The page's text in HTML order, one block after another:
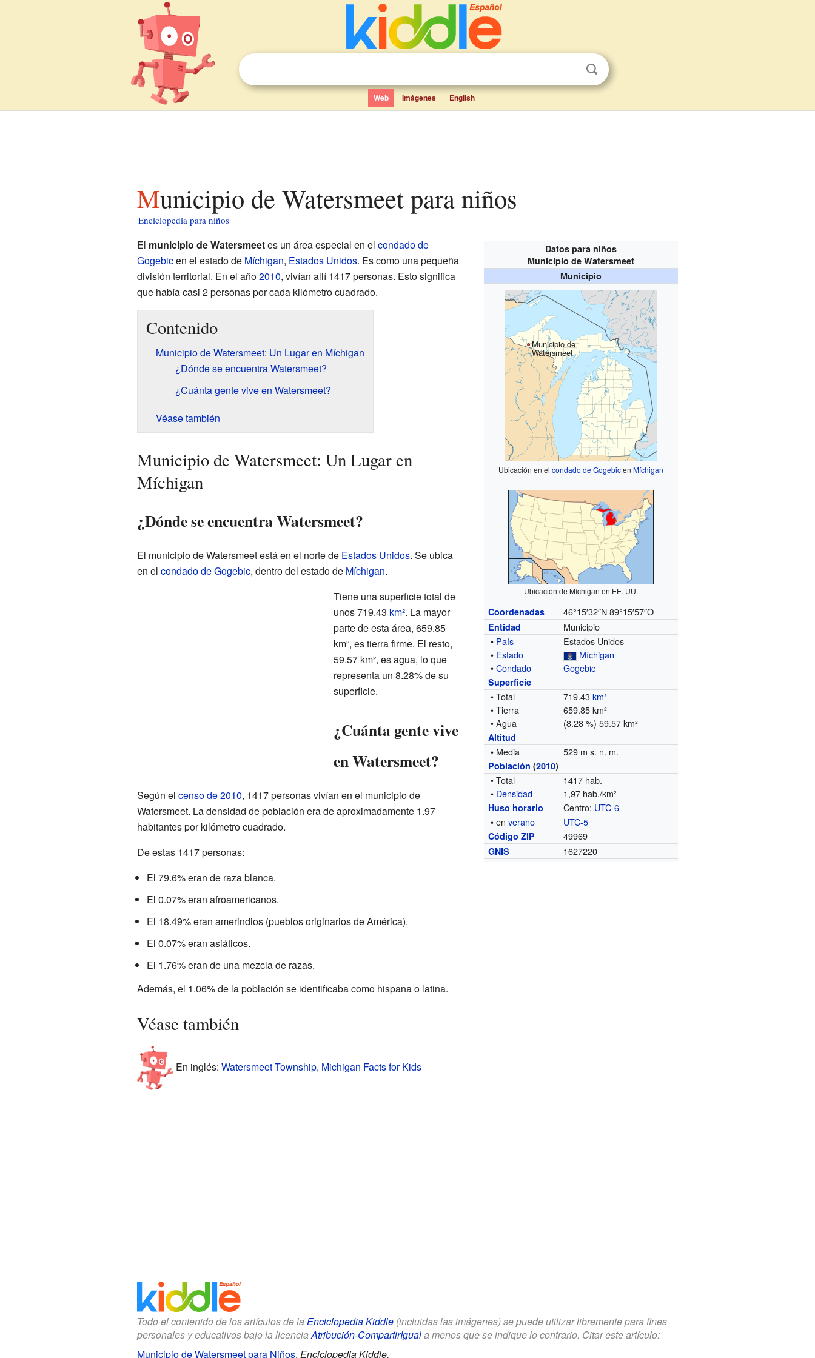
Web Imágenes English
Municipio de Watersmeet para niños
Enciclopedia para niños
Datos para niños
Municipio de Watersmeet
Municipio
Municipio de
Watersmeet
Ubicación en elcondado de GogebicenMíchigan
Ubicación de Míchigan en EE. UU.
Coordenadas 46°15′32″N 89°15′57″O
Entidad
Municipio
• País
Estados Unidos
• Estado
Míchigan
•Condado Gogebic
Superficie
• Total 719.43km²
• Tierra
659.85 km²
• Agua
(8.28 %) 59.57 km²
Altitud
• Media 529 m s. n. m.
Población (2010)
• Total
1417 hab.
• Densidad 1,97 hab./km²
Huso horario Centro: UTC-6
• enverano UTC-5
Código ZIP 49969
GNIS 1627220
El municipio de Watersmeetes un área especial en el condado de
Gogebicen el estado de Míchigan, Estados Unidos. Es como una pequeña
división territorial. En el año2010, vivían allí 1417 personas. Esto significa
que había casi 2 personas por cada kilómetro cuadrado.
Contenido
Municipio de Watersmeet: Un Lugar en Míchigan
¿Dónde se encuentra Watersmeet?
¿Cuánta gente vive en Watersmeet?
Véase también
Municipio de Watersmeet: Un Lugar en
Míchigan
¿Dónde se encuentra Watersmeet?
El municipio de Watersmeet está en el norte de Estados Unidos. Se ubica
en el condado de Gogebic, dentro del estado de Míchigan.
Tiene una superficie total de
unos 719.43 km². La mayor
parte de esta área, 659.85
km², es tierra firme. El resto,
59.57 km², es agua, lo que
representa un 8.28% de su
superficie.
¿Cuánta gente vive
en Watersmeet?
Según el censo de 2010, 1417 personas vivían en el municipio de
Watersmeet. La densidad de población era de aproximadamente 1.97
habitantes por kilómetro cuadrado.
De estas 1417 personas:
El 79.6% eran de raza blanca.
El 0.07% eran afroamericanos.
El 18.49% eran amerindios (pueblos originarios de América).
El 0.07% eran asiáticos.
El 1.76% eran de una mezcla de razas.
Además, el 1.06% de la población se identificaba como hispana o latina.
Véase también
En inglés: Watersmeet Township, Michigan Facts for Kids
Todo el contenido de los artículos de la Enciclopedia Kiddle(incluidas las imágenes) se puede utilizar libremente para fines
personales y educativos bajo la licenciaAtribución-CompartirIguala menos que se indique lo contrario. Citar este artículo:
Municipio de Watersmeet para Niños. Enciclopedia Kiddle.